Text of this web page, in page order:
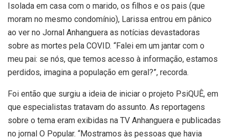
Isolada em casa com o marido, os filhos e os pais (que
moram no mesmo condomínio), Larissa entrou em pânico
ao ver no Jornal Anhanguera as notícias devastadoras
sobre as mortes pela COVID. “Falei em um jantar com o
meu pai: se nós, que temos acesso à informação, estamos
perdidos, imagina a população em geral?”, recorda.
Foi então que surgiu a ideia de iniciar o projeto PsiQUÊ, em
que especialistas tratavam do assunto. As reportagens
sobre o tema eram exibidas na TV Anhanguera e publicadas
no jornal O Popular. “Mostramos às pessoas que havia